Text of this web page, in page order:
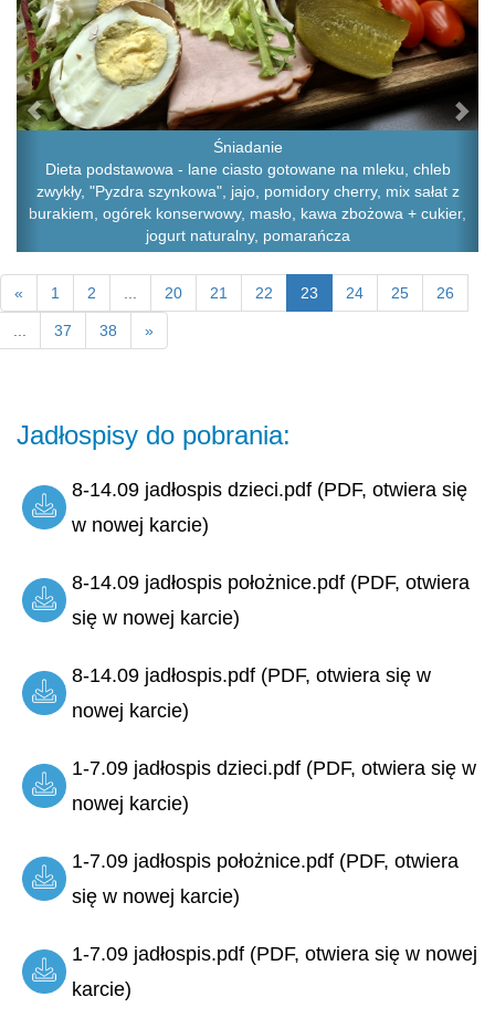
Śniadanie
Dieta podstawowa - lane ciasto gotowane na mleku, chleb
zwykły, "Pyzdra szynkowa", jajo, pomidory cherry, mix sałat z
burakiem, ogórek konserwowy, masło, kawa zbożowa + cukier,
jogurt naturalny, pomarańcza
« 1 2 ... 20 21 22 23 24 25 26
... 37 38 »
Jadłospisy do pobrania:
8-14.09 jadłospis dzieci.pdf (PDF, otwiera się
w nowej karcie)
8-14.09 jadłospis położnice.pdf (PDF, otwiera
się w nowej karcie)
8-14.09 jadłospis.pdf (PDF, otwiera się w
nowej karcie)
1-7.09 jadłospis dzieci.pdf (PDF, otwiera się w
nowej karcie)
1-7.09 jadłospis położnice.pdf (PDF, otwiera
się w nowej karcie)
1-7.09 jadłospis.pdf (PDF, otwiera się w nowej
karcie)